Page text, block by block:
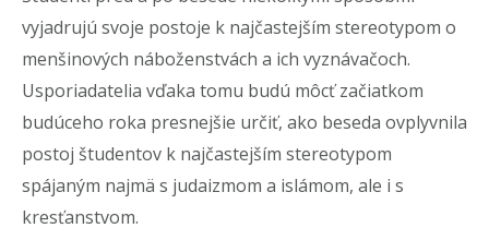
vyjadrujú svoje postoje k najčastejším stereotypom o
menšinových náboženstvách a ich vyznávačoch.
Usporiadatelia vďaka tomu budú môcť začiatkom
budúceho roka presnejšie určiť, ako beseda ovplyvnila
postoj študentov k najčastejším stereotypom
spájaným najmä s judaizmom a islámom, ale i s
kresťanstvom.